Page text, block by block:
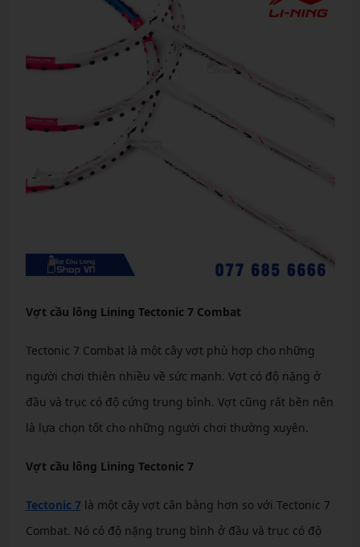
Vợt cầu lông Lining Tectonic 7 Combat
Tectonic 7 Combat là một cây vợt phù hợp cho những
người chơi thiên nhiều về sức mạnh. Vợt có độ nặng ở
đầu và trục có độ cứng trung bình. Vợt cũng rất bền nên
là lựa chọn tốt cho những người chơi thường xuyên.
Vợt cầu lông Lining Tectonic 7
Tectonic 7là một cây vợt cân bằng hơn so với Tectonic 7
Combat. Nó có độ nặng trung bình ở đầu và trục có độ